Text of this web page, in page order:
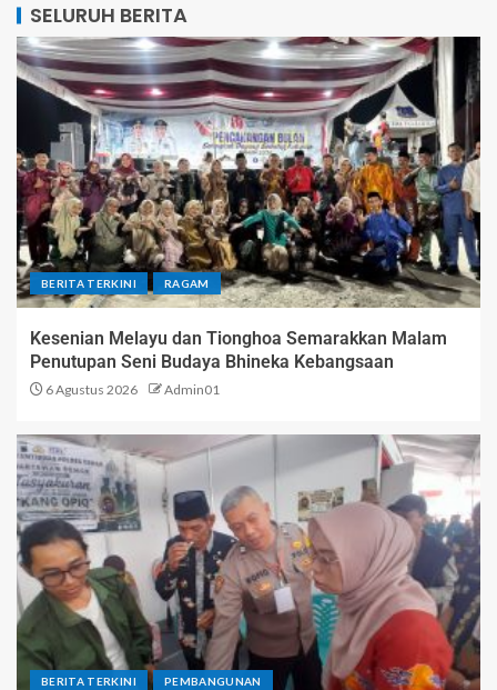
SELURUH BERITA
BERITA TERKINI RAGAM
Kesenian Melayu dan Tionghoa Semarakkan Malam
Penutupan Seni Budaya Bhineka Kebangsaan
6 Agustus 2026 Admin01
BERITA TERKINI PEMBANGUNAN